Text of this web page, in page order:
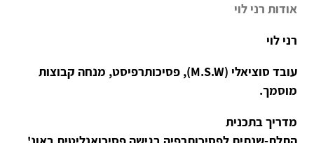
אודות רני לוי
רני לוי
עובד סוציאלי (M.S.W), פסיכותרפיסט, מנחה קבוצות
מוסמך.
מדריך בתכנית